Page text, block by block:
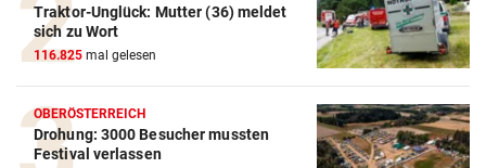
Traktor-Unglück: Mutter (36) meldet
sich zu Wort
116.825 mal gelesen
OBERÖSTERREICH
Drohung: 3000 Besucher mussten
Festival verlassen